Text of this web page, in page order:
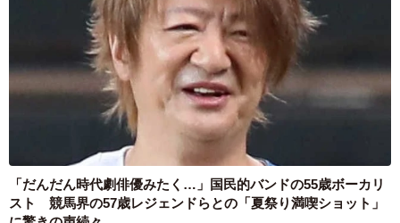
「だんだん時代劇俳優みたく…」国民的バンドの55歳ボーカリ
スト 競馬界の57歳レジェンドらとの「夏祭り満喫ショット」